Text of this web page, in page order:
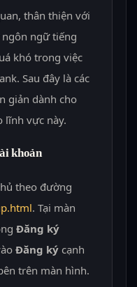
thân thiện với
ngữ tiếng
khó trong việc
Sau đây là các
giản dành cho
lĩnh vực này.
khoản
theo đường
. Tại màn
Đăng ký
Đăng ký cạnh
trên màn hình.